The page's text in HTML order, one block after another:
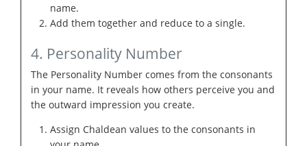
name.
Add them together and reduce to a single.
4. Personality Number
The Personality Number comes from the consonants
in your name. It reveals how others perceive you and
the outward impression you create.
Assign Chaldean values to the consonants in